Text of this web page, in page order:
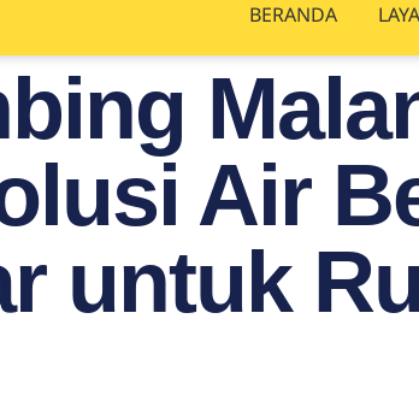
BERANDA
Air
untuk